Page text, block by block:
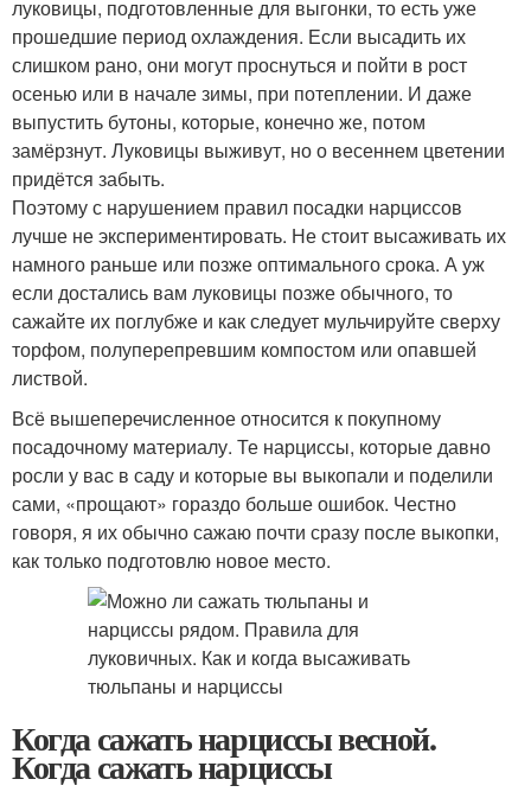
луковицы, подготовленные для выгонки, то есть уже
прошедшие период охлаждения. Если высадить их
слишком рано, они могут проснуться и пойти в рост
осенью или в начале зимы, при потеплении. И даже
выпустить бутоны, которые, конечно же, потом
замёрзнут. Луковицы выживут, но о весеннем цветении
придётся забыть.
Поэтому с нарушением правил посадки нарциссов
лучше не экспериментировать. Не стоит высаживать их
намного раньше или позже оптимального срока. А уж
если достались вам луковицы позже обычного, то
сажайте их поглубже и как следует мульчируйте сверху
торфом, полуперепревшим компостом или опавшей
листвой.
Всё вышеперечисленное относится к покупному
посадочному материалу. Те нарциссы, которые давно
росли у вас в саду и которые вы выкопали и поделили
сами, «прощают» гораздо больше ошибок. Честно
говоря, я их обычно сажаю почти сразу после выкопки,
как только подготовлю новое место.
Когда сажать нарциссы весной.
Когда сажать нарциссы